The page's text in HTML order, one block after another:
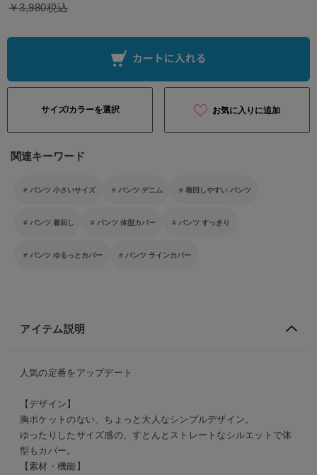
￥3,980税込
サイズ/カラーを選択 お気に入りに追加
関連キーワード
パンツ 小さいサイズ パンツ デニム 着回しやすい パンツ
パンツ 着回し パンツ 体型カバー パンツ すっきり
パンツ ゆるっとカバー パンツ ラインカバー
アイテム説明
人気の定番をアップデート
【デザイン】
胸ポケットのない、ちょっと大人なシンプルデザイン。
ゆったりしたサイズ感の、すとんとストレートなシルエットで体
型もカバー。
【素材・機能】